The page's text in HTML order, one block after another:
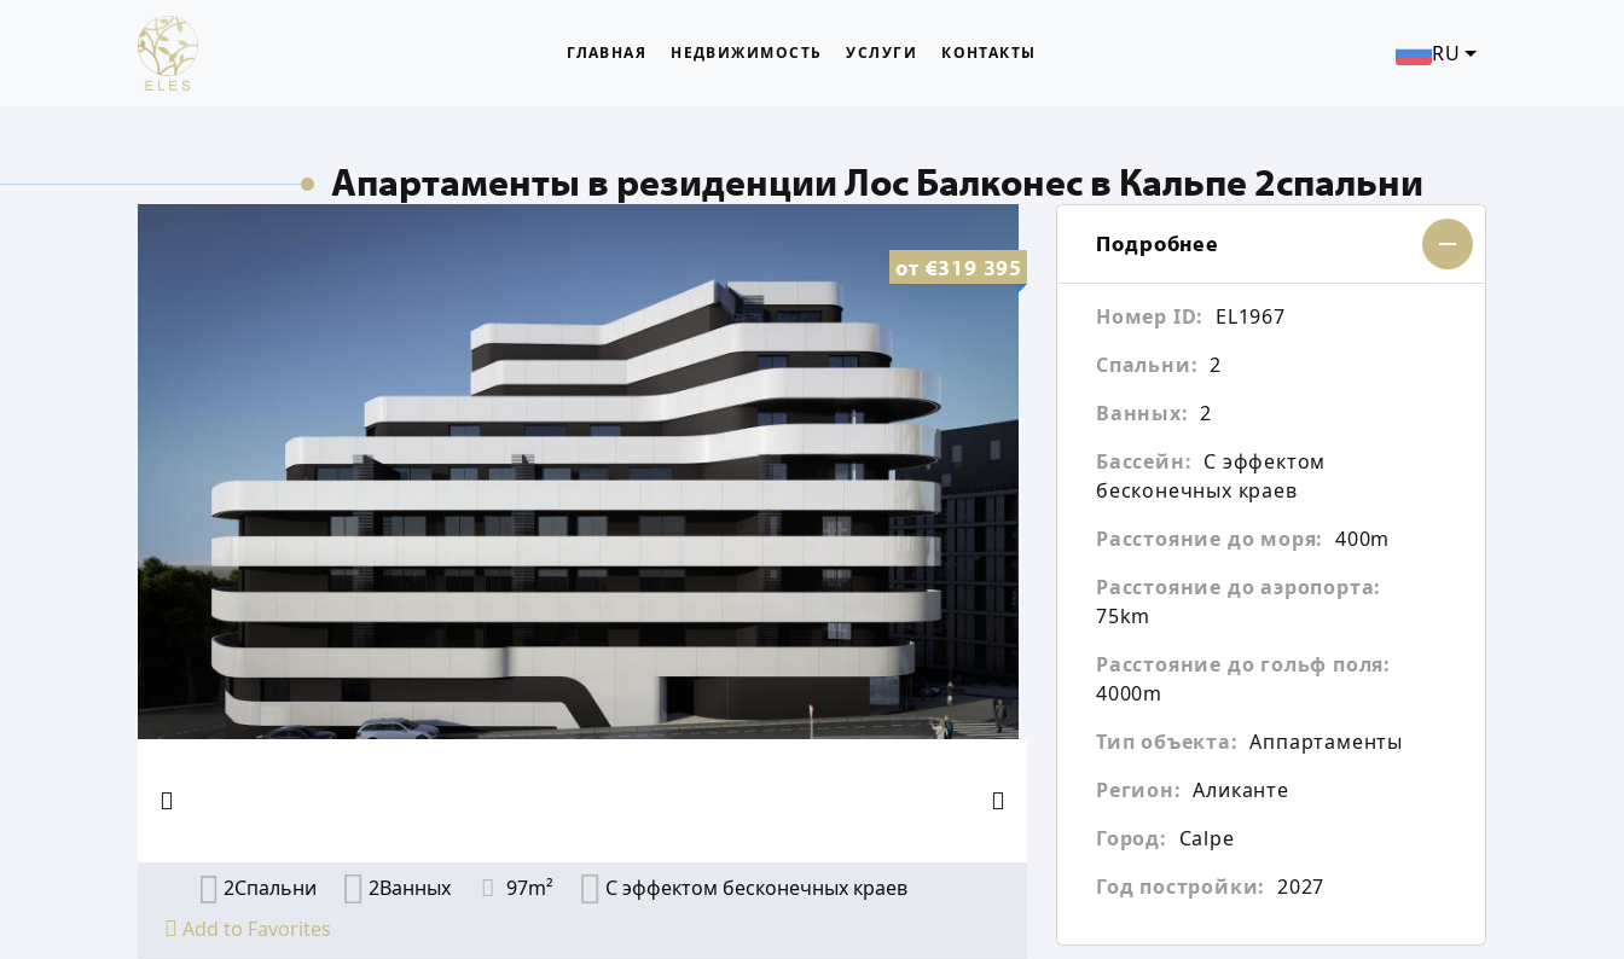
ГЛАВНАЯ НЕДВИЖИМОСТЬ УСЛУГИ КОНТАКТЫ RU
Апартаменты в резиденции Лос Балконес в Кальпе 2спальни
от €319 395
2Спальни 2Ванных 97m²
С эффектом бесконечных краев
Add to Favorites
Подробнее
Номер ID: EL1967
Спальни: 2
Ванных: 2
Бассейн: С эффектом
бесконечных краев
Расстояние до моря: 400m
Расстояние до аэропорта:
75km
Расстояние до гольф поля:
4000m
Тип объекта: Аппартаменты
Регион: Аликанте
Город: Calpe
Год постройки: 2027